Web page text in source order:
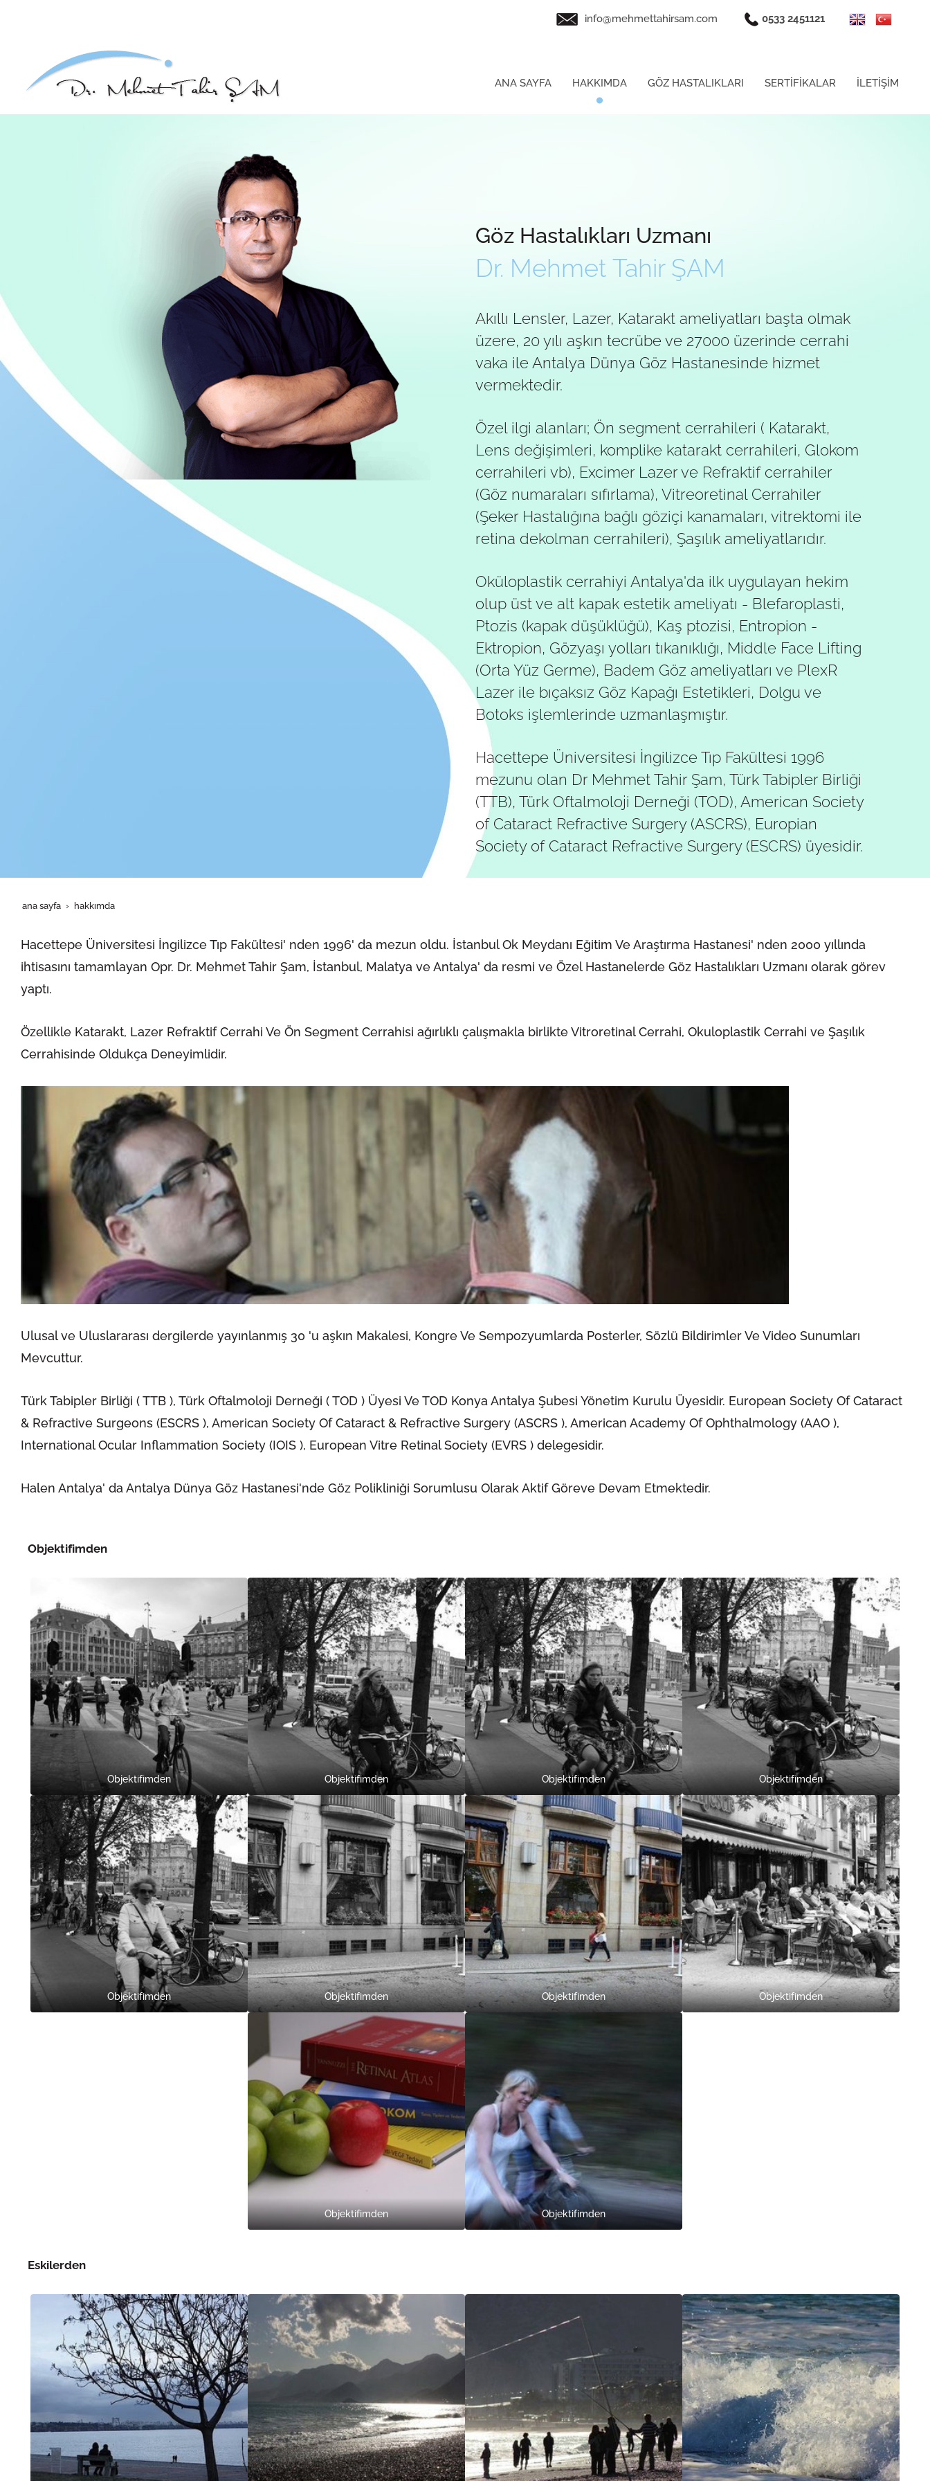
info@mehmettahirsam.com 0533 2451121
ANA SAYFA HAKKIMDA GÖZ HASTALIKLARI SERTİFİKALAR İLETİŞİM
Göz Hastalıkları Uzmanı
Dr. Mehmet Tahir ŞAM
Akıllı Lensler, Lazer, Katarakt ameliyatları başta olmak
üzere, 20 yılı aşkın tecrübe ve 27000 üzerinde cerrahi
vaka ile Antalya Dünya Göz Hastanesinde hizmet
vermektedir.
Özel ilgi alanları; Ön segment cerrahileri ( Katarakt,
Lens değişimleri, komplike katarakt cerrahileri, Glokom
cerrahileri vb), Excimer Lazer ve Refraktif cerrahiler
(Göz numaraları sıfırlama), Vitreoretinal Cerrahiler
(Şeker Hastalığına bağlı göziçi kanamaları, vitrektomi ile
retina dekolman cerrahileri), Şaşılık ameliyatlarıdır.
Oküloplastik cerrahiyi Antalya'da ilk uygulayan hekim
olup üst ve alt kapak estetik ameliyatı - Blefaroplasti,
Ptozis (kapak düşüklüğü), Kaş ptozisi, Entropion -
Ektropion, Gözyaşı yolları tıkanıklığı, Middle Face Lifting
(Orta Yüz Germe), Badem Göz ameliyatları ve PlexR
Lazer ile bıçaksız Göz Kapağı Estetikleri, Dolgu ve
Botoks işlemlerinde uzmanlaşmıştır.
Hacettepe Üniversitesi İngilizce Tıp Fakültesi 1996
mezunu olan Dr Mehmet Tahir Şam, Türk Tabipler Birliği
(TTB), Türk Oftalmoloji Derneği (TOD), American Society
of Cataract Refractive Surgery (ASCRS), Europian
Society of Cataract Refractive Surgery (ESCRS) üyesidir.
ana sayfa hakkimda
Hacettepe Üniversitesi İngilizce Tıp Fakültesi' nden 1996' da mezun oldu. İstanbul Ok Meydanı Eğitim Ve Araştırma Hastanesi' nden 2000 yıllında
ihtisasını tamamlayan Opr. Dr. Mehmet Tahir Şam, İstanbul, Malatya ve Antalya' da resmi ve Özel Hastanelerde Göz Hastalıkları Uzmanı olarak görev
yaptı.
Özellikle Katarakt, Lazer Refraktif Cerrahi Ve Ön Segment Cerrahisi ağırlıklı çalışmakla birlikte Vitroretinal Cerrahi, Okuloplastik Cerrahi ve Şaşılık
Cerrahisinde Oldukça Deneyimlidir.
Ulusal ve Uluslararası dergilerde yayınlanmış 30 'u aşkın Makalesi, Kongre Ve Sempozyumlarda Posterler, Sözlü Bildirimler Ve Video Sunumları
Mevcuttur.
Türk Tabipler Birliği ( TTB ), Türk Oftalmoloji Derneği ( TOD ) Üyesi Ve TOD Konya Antalya Şubesi Yönetim Kurulu Üyesidir. European Society Of Cataract
& Refractive Surgeons (ESCRS ), American Society Of Cataract & Refractive Surgery (ASCRS ), American Academy Of Ophthalmology (AAO ),
International Ocular Inflammation Society (IOIS ), European Vitre Retinal Society (EVRS ) delegesidir.
Halen Antalya' da Antalya Dünya Göz Hastanesi'nde Göz Polikliniği Sorumlusu Olarak Aktif Göreve Devam Etmektedir.
Objektifimden
Objektifimden Objektifimden Objektifimden Objektifimden
Objektifimden Objektifimden Objektifimden Objektifimden
Objektifimden Objektifimden
Eskilerden